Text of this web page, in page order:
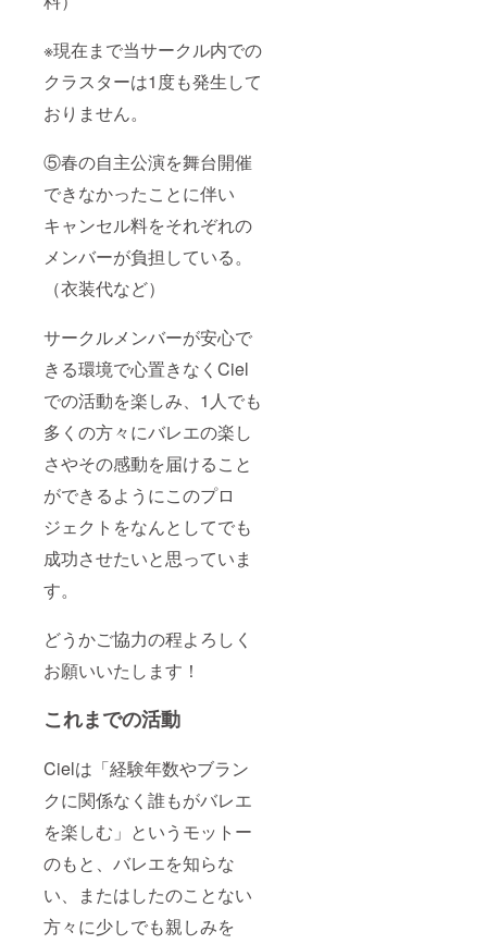
※現在まで当サークル内での
クラスターは1度も発生して
おりません。
⑤春の自主公演を舞台開催
できなかったことに伴い
キャンセル料をそれぞれの
メンバーが負担している。
（衣装代など）
サークルメンバーが安心で
きる環境で心置きなくCiel
での活動を楽しみ、1人でも
多くの方々にバレエの楽し
さやその感動を届けること
ができるようにこのプロ
ジェクトをなんとしてでも
成功させたいと思っていま
す。
どうかご協力の程よろしく
お願いいたします！
これまでの活動
Cielは「経験年数やブラン
クに関係なく誰もがバレエ
を楽しむ」というモットー
のもと、バレエを知らな
い、またはしたのことない
方々に少しでも親しみを